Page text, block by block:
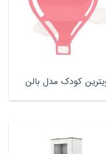
کودک مدل بالن